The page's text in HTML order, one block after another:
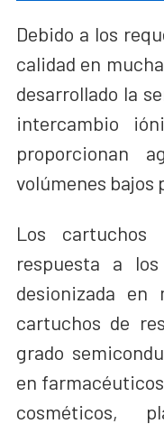
Debido a los
calidad en
desarrollado la
intercambio
proporcionan
volúmenes bajos
Los cartuchos
respuesta a
desionizada en
cartuchos de
grado
en
cosméticos,